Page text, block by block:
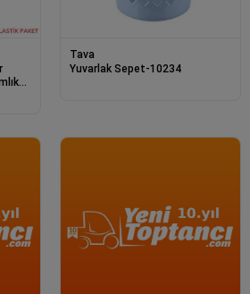
Tava
Yuvarlak Sepet-10234